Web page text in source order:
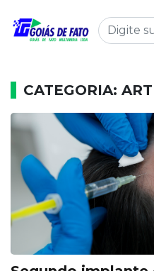
CATEGORIA: